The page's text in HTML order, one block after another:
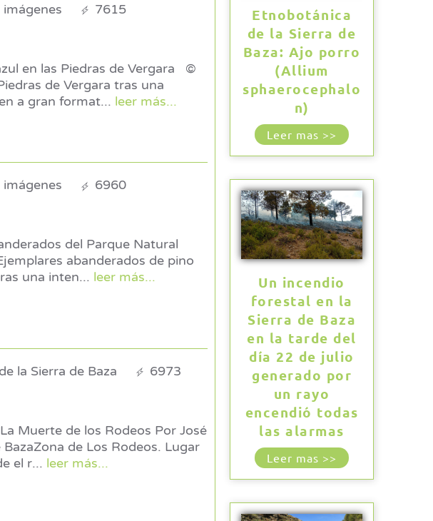
imágenes
7615
en las Piedras de Vergara ©
de Vergara tras una
a gran format... leer más...
imágenes
6960
del Parque Natural
una inten... leer más...
la Sierra de Baza
6973
de los Rodeos Por José
el r... leer más...
Etnobotánica
de la Sierra de
Baza: Ajo porro
(Allium
sphaerocephalo
n)
Leer mas >>
Un incendio
forestal en la
Sierra de Baza
en la tarde del
día 22 de julio
generado por
un rayo
encendió todas
las alarmas
Leer mas >>